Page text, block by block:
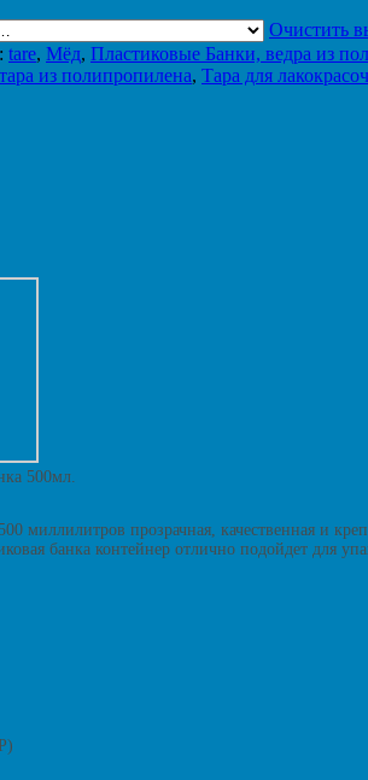
Очистить
tare, Мёд, Пластиковые Банки, ведра из
из полипропилена, Тара для
500мл.
миллилитров прозрачная, качественная и
банка контейнер отлично подойдет